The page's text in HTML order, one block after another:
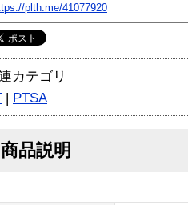
plth.me/41077920
カテゴリ
| PTSA
商品説明